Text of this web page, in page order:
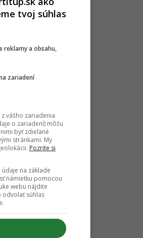
triede A0
opäť
percento
na
spoločnosť
600
tvoj súhlas
reklamy a obsahu,
zariadení
vášho zariadenia
o zariadení) môžu
byť zdieľané
stránkami. My
Pozrite si
na základe
námietku pomocou
webu nájdite
odvolať súhlas